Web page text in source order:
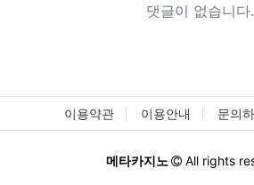
댓글이 없습니다.
이용약관 이용안내 문의
메타카지노 All rights